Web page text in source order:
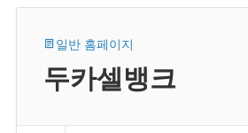
일반 홈페이지
두카셀뱅크